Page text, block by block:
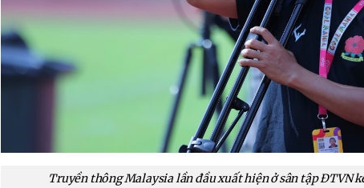
Truyền thông Malaysia lần đầu xuất hiện ở sân tập ĐTVN